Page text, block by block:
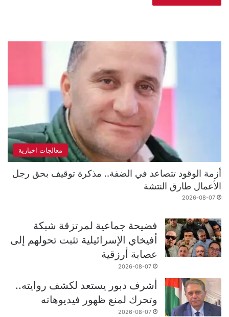
معالجات اخبارية
أزمة الوقود تتصاعد في الضفة.. مذكرة توقيف بحق رجل
الأعمال طارق النتشة
2026-08-07
فضيحة جماعية لمرتزقة شبكة
أفيخاي الإسرائيلية تثبت تحولهم إلى
عصابة أرزقية
2026-08-07
أشرف دبور يستعد لكشف روايته..
وتحرك لمنع ظهور فيديوهاته
2026-08-07